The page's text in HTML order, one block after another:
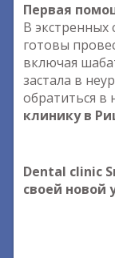
Первая
В экстренных
готовы
включая
застала в
обратиться в
клинику в
Dental clinic
своей новой